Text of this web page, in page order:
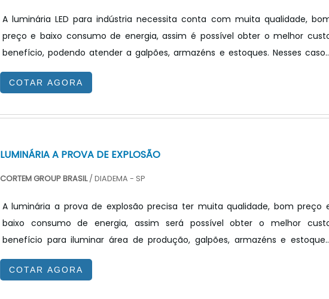
A luminária LED para indústria necessita conta com muita qualidade,
preço e baixo consumo de energia, assim é possível obter o melhor
benefício, podendo atender a galpões, armazéns e estoques. Nesses
um fator destacável, é a particularidade de luz que pode ser proporcionada
por estes equipamentos, contando também com seu tempo de vida útil. A
em longo prazo, podendo ser em energia consumida ou nas reposiç.
COTAR AGORA
LUMINÁRIA A PROVA DE EXPLOSÃO
CORTEM GROUP BRASIL/ DIADEMA - SP
A luminária a prova de explosão precisa ter muita qualidade, bom preço
baixo consumo de energia, assim será possível obter o melhor
benefício para iluminar área de produção, galpões, armazéns e
Estes ambientes precisam ser bem iluminado respeitando a normas
trabalhista e aumentando a eficiência nas atividades e reduzindo o
COTAR AGORA